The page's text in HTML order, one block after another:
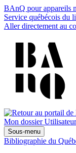
BAnQ pour appareils
Service québécois du
Aller directement au
Mon dossier
Sous-menu
Bibliographie du